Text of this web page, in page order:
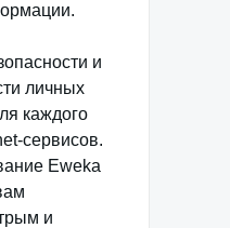
и
личных
каждого
сервисов.
Eweka
и